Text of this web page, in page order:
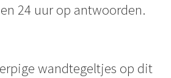
24 uur op antwoorden.
wandtegeltjes op dit